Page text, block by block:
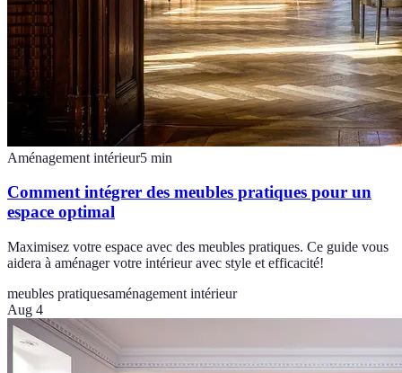
Aménagement intérieur5 min
Comment intégrer des meubles pratiques pour un
espace optimal
Maximisez votre espace avec des meubles pratiques. Ce guide vous
aidera à aménager votre intérieur avec style et efficacité!
meubles pratiquesaménagement intérieur
Aug 4